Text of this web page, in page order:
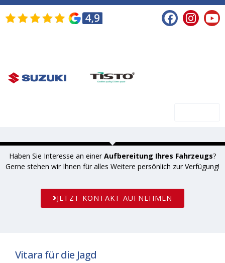
Haben Sie Interesse an einer Aufbereitung Ihres Fahrzeugs?
Gerne stehen wir Ihnen für alles Weitere persönlich zur Verfügung!
JETZT KONTAKT AUFNEHMEN
Vitara für die Jagd